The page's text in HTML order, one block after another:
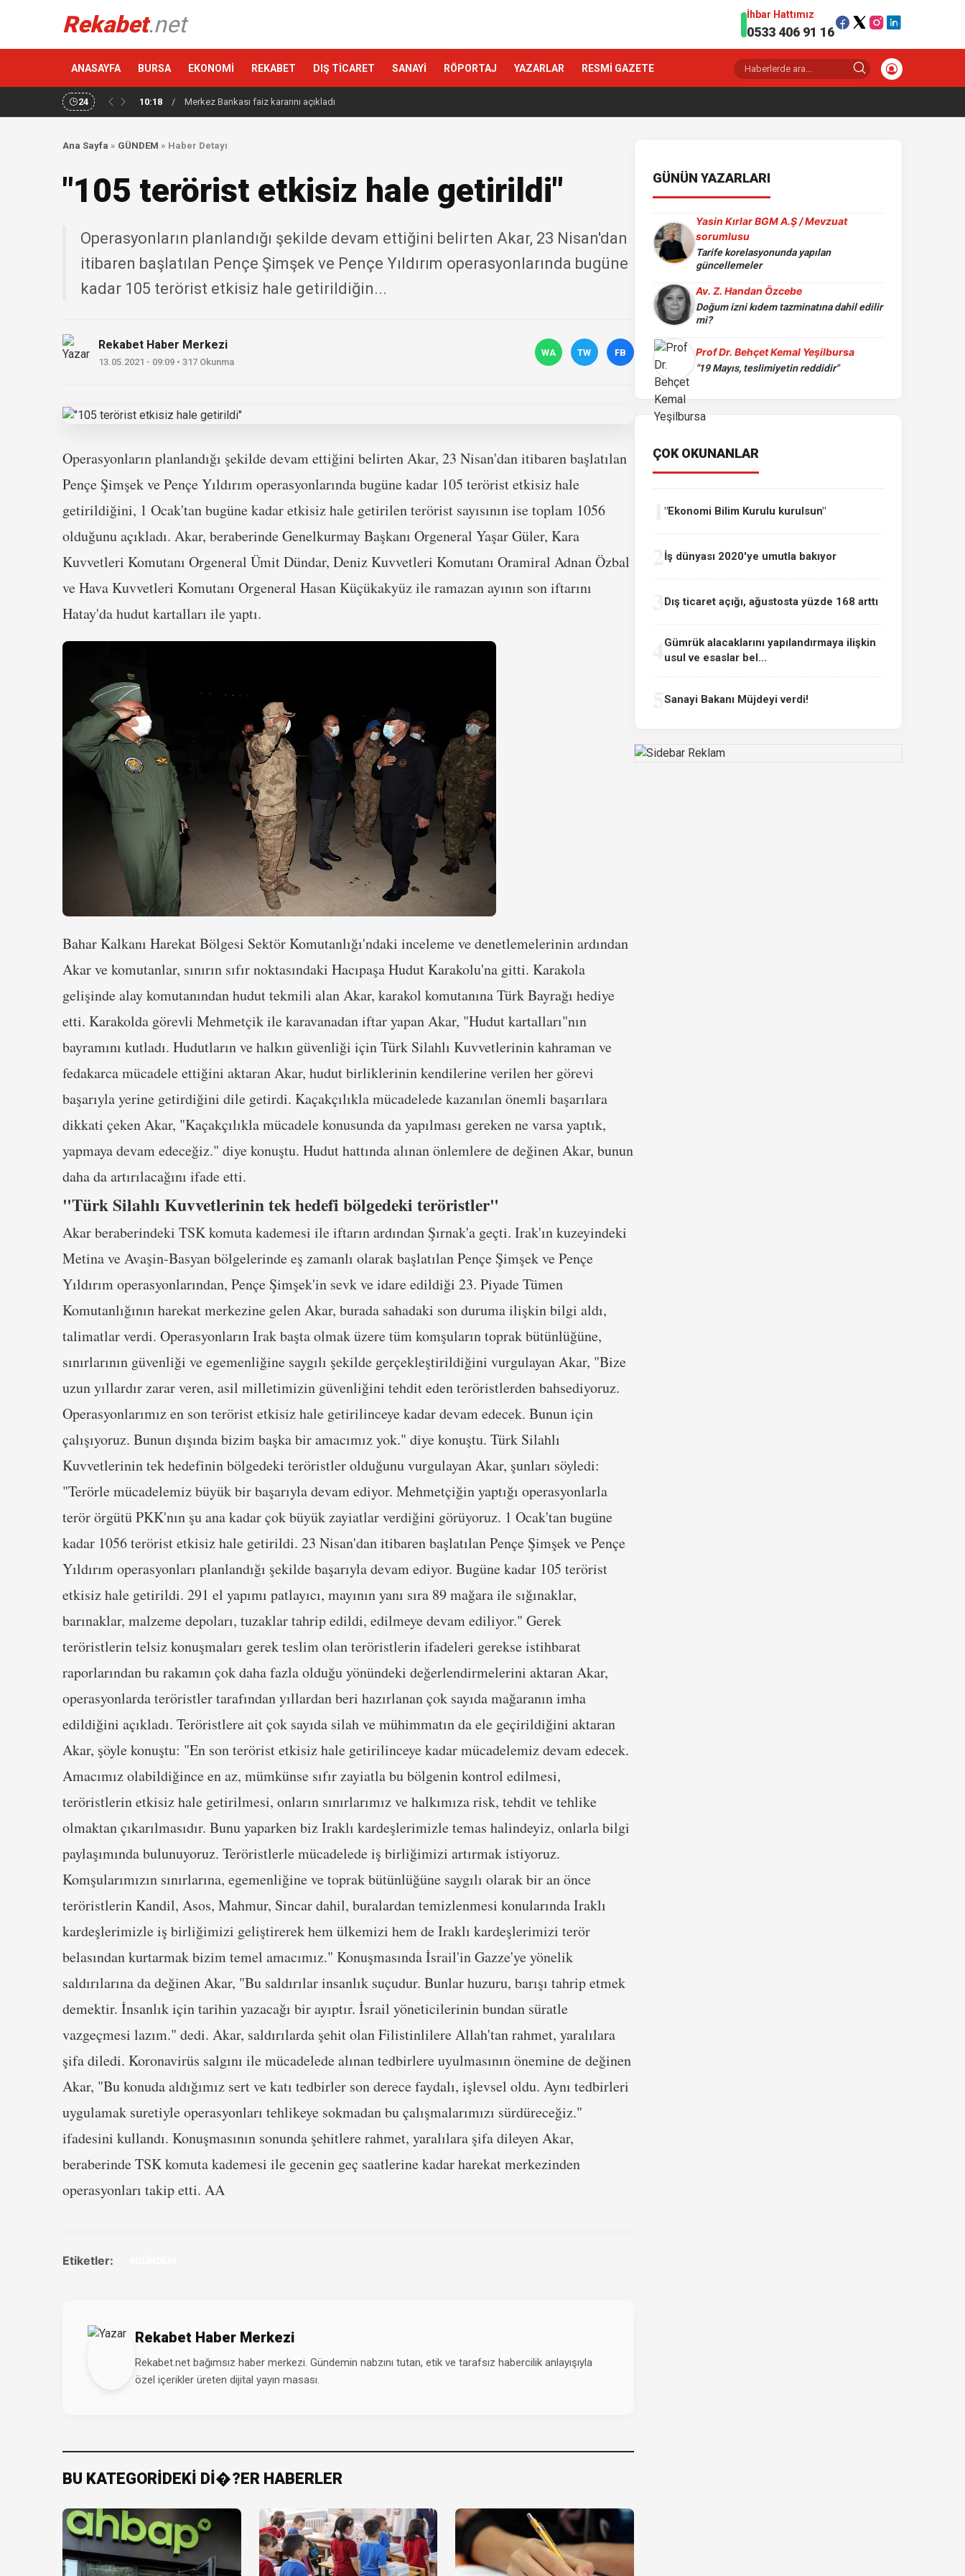
Rekabet.net İhbar Hattımız
0533 406 91 16
ANASAYFA BURSA EKONOMİ REKABET DIŞ TİCARET SANAYİ RÖPORTAJ YAZARLAR RESMİ GAZETE
24 10:18 / Merkez Bankası faiz kararını açıkladı
Ana Sayfa » GÜNDEM » Haber Detayı
"105 terörist etkisiz hale getirildi"
Operasyonların planlandığı şekilde devam ettiğini belirten Akar, 23 Nisan'dan
itibaren başlatılan Pençe Şimşek ve Pençe Yıldırım operasyonlarında bugüne
kadar 105 terörist etkisiz hale getirildiğin...
Rekabet Haber Merkezi
13.05.2021 - 09:09 • 317 Okunma
WA TW FB
Operasyonların planlandığı şekilde devam ettiğini belirten Akar, 23 Nisan'dan itibaren başlatılan
Pençe Şimşek ve Pençe Yıldırım operasyonlarında bugüne kadar 105 terörist etkisiz hale
getirildiğini, 1 Ocak'tan bugüne kadar etkisiz hale getirilen terörist sayısının ise toplam 1056
olduğunu açıkladı. Akar, beraberinde Genelkurmay Başkanı Orgeneral Yaşar Güler, Kara
Kuvvetleri Komutanı Orgeneral Ümit Dündar, Deniz Kuvvetleri Komutanı Oramiral Adnan Özbal
ve Hava Kuvvetleri Komutanı Orgeneral Hasan Küçükakyüz ile ramazan ayının son iftarını
Hatay'da hudut kartalları ile yaptı.
Bahar Kalkanı Harekat Bölgesi Sektör Komutanlığı'ndaki inceleme ve denetlemelerinin ardından
Akar ve komutanlar, sınırın sıfır noktasındaki Hacıpaşa Hudut Karakolu'na gitti. Karakola
gelişinde alay komutanından hudut tekmili alan Akar, karakol komutanına Türk Bayrağı hediye
etti. Karakolda görevli Mehmetçik ile karavanadan iftar yapan Akar, "Hudut kartalları"nın
bayramını kutladı. Hudutların ve halkın güvenliği için Türk Silahlı Kuvvetlerinin kahraman ve
fedakarca mücadele ettiğini aktaran Akar, hudut birliklerinin kendilerine verilen her görevi
başarıyla yerine getirdiğini dile getirdi. Kaçakçılıkla mücadelede kazanılan önemli başarılara
dikkati çeken Akar, "Kaçakçılıkla mücadele konusunda da yapılması gereken ne varsa yaptık,
yapmaya devam edeceğiz." diye konuştu. Hudut hattında alınan önlemlere de değinen Akar, bunun
daha da artırılacağını ifade etti.
"Türk Silahlı Kuvvetlerinin tek hedefi bölgedeki teröristler"
Akar beraberindeki TSK komuta kademesi ile iftarın ardından Şırnak'a geçti. Irak'ın kuzeyindeki
Metina ve Avaşin-Basyan bölgelerinde eş zamanlı olarak başlatılan Pençe Şimşek ve Pençe
Yıldırım operasyonlarından, Pençe Şimşek'in sevk ve idare edildiği 23. Piyade Tümen
Komutanlığının harekat merkezine gelen Akar, burada sahadaki son duruma ilişkin bilgi aldı,
talimatlar verdi. Operasyonların Irak başta olmak üzere tüm komşuların toprak bütünlüğüne,
sınırlarının güvenliği ve egemenliğine saygılı şekilde gerçekleştirildiğini vurgulayan Akar, "Bize
uzun yıllardır zarar veren, asil milletimizin güvenliğini tehdit eden teröristlerden bahsediyoruz.
Operasyonlarımız en son terörist etkisiz hale getirilinceye kadar devam edecek. Bunun için
çalışıyoruz. Bunun dışında bizim başka bir amacımız yok." diye konuştu. Türk Silahlı
Kuvvetlerinin tek hedefinin bölgedeki teröristler olduğunu vurgulayan Akar, şunları söyledi:
"Terörle mücadelemiz büyük bir başarıyla devam ediyor. Mehmetçiğin yaptığı operasyonlarla
terör örgütü PKK'nın şu ana kadar çok büyük zayiatlar verdiğini görüyoruz. 1 Ocak'tan bugüne
kadar 1056 terörist etkisiz hale getirildi. 23 Nisan'dan itibaren başlatılan Pençe Şimşek ve Pençe
Yıldırım operasyonları planlandığı şekilde başarıyla devam ediyor. Bugüne kadar 105 terörist
etkisiz hale getirildi. 291 el yapımı patlayıcı, mayının yanı sıra 89 mağara ile sığınaklar,
barınaklar, malzeme depoları, tuzaklar tahrip edildi, edilmeye devam ediliyor." Gerek
teröristlerin telsiz konuşmaları gerek teslim olan teröristlerin ifadeleri gerekse istihbarat
raporlarından bu rakamın çok daha fazla olduğu yönündeki değerlendirmelerini aktaran Akar,
operasyonlarda teröristler tarafından yıllardan beri hazırlanan çok sayıda mağaranın imha
edildiğini açıkladı. Teröristlere ait çok sayıda silah ve mühimmatın da ele geçirildiğini aktaran
Akar, şöyle konuştu: "En son terörist etkisiz hale getirilinceye kadar mücadelemiz devam edecek.
Amacımız olabildiğince en az, mümkünse sıfır zayiatla bu bölgenin kontrol edilmesi,
teröristlerin etkisiz hale getirilmesi, onların sınırlarımız ve halkımıza risk, tehdit ve tehlike
olmaktan çıkarılmasıdır. Bunu yaparken biz Iraklı kardeşlerimizle temas halindeyiz, onlarla bilgi
paylaşımında bulunuyoruz. Teröristlerle mücadelede iş birliğimizi artırmak istiyoruz.
Komşularımızın sınırlarına, egemenliğine ve toprak bütünlüğüne saygılı olarak bir an önce
teröristlerin Kandil, Asos, Mahmur, Sincar dahil, buralardan temizlenmesi konularında Iraklı
kardeşlerimizle iş birliğimizi geliştirerek hem ülkemizi hem de Iraklı kardeşlerimizi terör
belasından kurtarmak bizim temel amacımız." Konuşmasında İsrail'in Gazze'ye yönelik
saldırılarına da değinen Akar, "Bu saldırılar insanlık suçudur. Bunlar huzuru, barışı tahrip etmek
demektir. İnsanlık için tarihin yazacağı bir ayıptır. İsrail yöneticilerinin bundan süratle
vazgeçmesi lazım." dedi. Akar, saldırılarda şehit olan Filistinlilere Allah'tan rahmet, yaralılara
şifa diledi. Koronavirüs salgını ile mücadelede alınan tedbirlere uyulmasının önemine de değinen
Akar, "Bu konuda aldığımız sert ve katı tedbirler son derece faydalı, işlevsel oldu. Aynı tedbirleri
uygulamak suretiyle operasyonları tehlikeye sokmadan bu çalışmalarımızı sürdüreceğiz."
ifadesini kullandı. Konuşmasının sonunda şehitlere rahmet, yaralılara şifa dileyen Akar,
beraberinde TSK komuta kademesi ile gecenin geç saatlerine kadar harekat merkezinden
operasyonları takip etti. AA
Etiketler:
Rekabet Haber Merkezi
Rekabet.net bağımsız haber merkezi. Gündemin nabzını tutan, etik ve tarafsız habercilik anlayışıyla
özel içerikler üreten dijital yayın masası.
BU KATEGORİDEKİ Dİ�?ER HABERLER
GÜNÜN YAZARLARI
Yasin Kırlar BGM A.Ş / Mevzuat
sorumlusu
Tarife korelasyonunda yapılan
güncellemeler
Av. Z. Handan Özcebe
Doğum izni kıdem tazminatına dahil edilir
mi?
Prof Dr. Behçet Kemal Yeşilbursa
"19 Mayıs, teslimiyetin reddidir"
ÇOK OKUNANLAR
"Ekonomi Bilim Kurulu kurulsun"
İş dünyası 2020'ye umutla bakıyor
Dış ticaret açığı, ağustosta yüzde 168 arttı
Gümrük alacaklarını yapılandırmaya ilişkin
usul ve esaslar bel...
Sanayi Bakanı Müjdeyi verdi!